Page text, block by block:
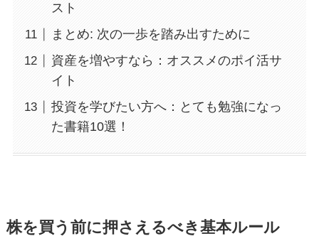
スト
まとめ: 次の一歩を踏み出すために
資産を増やすなら：オススメのポイ活サ
イト
投資を学びたい方へ：とても勉強になっ
た書籍10選！
株を買う前に押さえるべき基本ルール